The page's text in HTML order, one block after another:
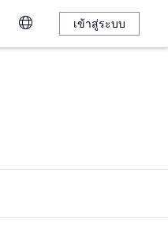
เข้าสู่ระบบ